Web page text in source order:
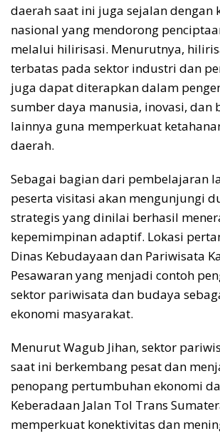
daerah saat ini juga sejalan dengan
nasional yang mendorong
melalui hilirisasi. Menurutnya,
terbatas pada sektor industri dan
juga dapat diterapkan dalam
sumber daya manusia, inovasi, dan
lainnya guna memperkuat
daerah.
Sebagai bagian dari pembelajaran
peserta visitasi akan mengunjungi
strategis yang dinilai berhasil
kepemimpinan adaptif. Lokasi
Dinas Kebudayaan dan Pariwisata
Pesawaran yang menjadi contoh
sektor pariwisata dan budaya
ekonomi masyarakat.
Menurut Wagub Jihan, sektor
saat ini berkembang pesat dan
penopang pertumbuhan ekonomi
Keberadaan Jalan Tol Trans
memperkuat konektivitas dan